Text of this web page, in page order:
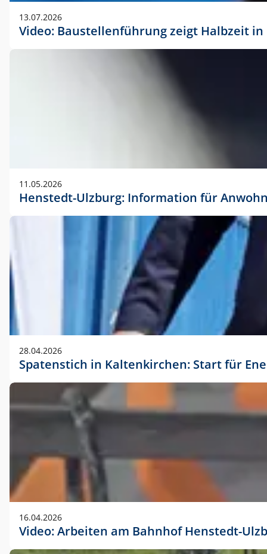
13.07.2026
Video: Baustellenführung zeigt Halbzeit
11.05.2026
Henstedt-Ulzburg: Information für
28.04.2026
Spatenstich in Kaltenkirchen: Start für
16.04.2026
Video: Arbeiten am Bahnhof Henstedt-